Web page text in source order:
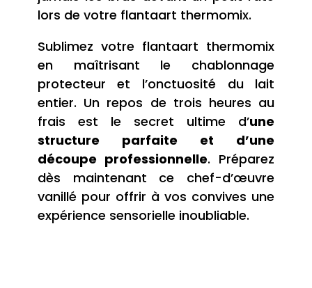
lors de votre flantaart thermomix.
Sublimez votre flantaart thermomix
en maîtrisant le chablonnage
protecteur et l’onctuosité du lait
entier. Un repos de trois heures au
frais est le secret ultime d’une
structure parfaite et d’une
découpe professionnelle. Préparez
dès maintenant ce chef-d’œuvre
vanillé pour offrir à vos convives une
expérience sensorielle inoubliable.